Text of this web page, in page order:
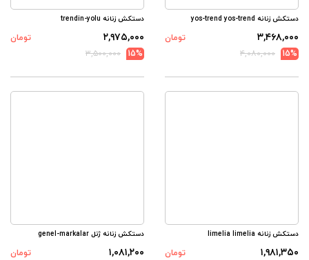
دستکش زنانه yos-trend yos-trend
۳,۴۶۸,۰۰۰
تومان
15%
۴,۰۸۰,۰۰۰
دستکش زنانه trendin-yolu
۲,۹۷۵,۰۰۰
تومان
15%
۳,۵۰۰,۰۰۰
دستکش زنانه limelia limelia
۱,۹۸۱,۳۵۰
تومان
دستکش زنانه ژنل genel-markalar
۱,۰۸۱,۲۰۰
تومان